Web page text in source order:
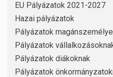
EU Pályázatok 2021-2027
Hazai pályázatok
Pályázatok
Pályázatok
Pályázatok diákoknak
Pályázatok